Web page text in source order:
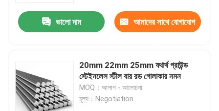
পণ্য
স্টেইনলেস স্টীল প্লেট শীট
ভালো দাম আমাদের সাথে যোগাযোগ
20mm 22mm 25mm যথার্থ গ্রাউন্ড
স্টেইনলেস স্টীল বার রড গোলাকার নমন
MOQ：আলাপ - আলোচনা
মূল্য：Negotiation